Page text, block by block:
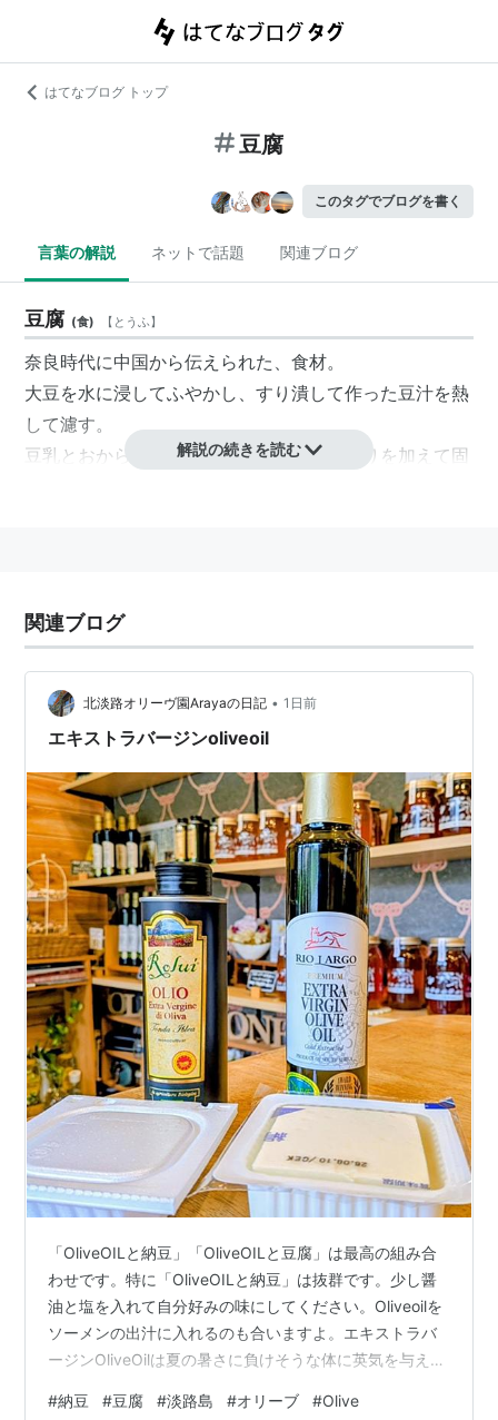
はてなブログ トップ
豆腐
このタグでブログを書く
言葉の解説 ネットで話題 関連ブログ
豆腐 (食) 【 とうふ】
奈良時代に中国から伝えられた、食材。
大豆を水に浸してふやかし、すり潰して作った豆汁を熱
して濾す。
豆乳とおからに分れたうちの、豆乳ににがりを加えて固
として、「豆腐」
とは別に独立して扱われている。
「腐る」という文字を避けて、「豆富」という表記をす
る場合もある。
解説の続きを読む
関連ブログ
北淡路オリーヴ園Arayaの日記 • 1日前
エキストラバージンoliveoil
「OliveOILと納豆」「OliveOILと豆腐」は最高の組み合
わせです。特に「OliveOILと納豆」は抜群です。少し醤
油と塩を入れて自分好みの味にしてください。Oliveoilを
ソーメンの出汁に入れるのも合いますよ。エキストラバ
ージンOliveOilは夏の暑さに負けそうな体に英気を与えて
#納豆 #豆腐 #淡路島 #オリーブ #Olive